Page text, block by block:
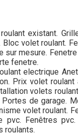
existant.
Bloc volet roulant.
sur mesure.
fenetre.
electrique
Prix volet
volets
de garage.
volet roulant.
pvc. Fenêtres
roulants.